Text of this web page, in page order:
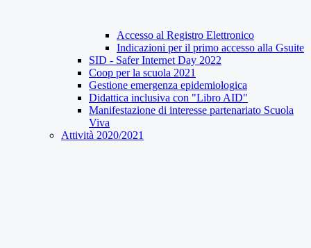
Accesso al Registro Elettronico
Indicazioni per il primo accesso alla Gsuite
SID - Safer Internet Day 2022
Coop per la scuola 2021
Gestione emergenza epidemiologica
Didattica inclusiva con "Libro AID"
Manifestazione di interesse partenariato Scuola
Viva
Attività 2020/2021